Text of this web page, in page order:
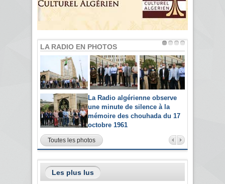
LA RADIO EN PHOTOS
La Radio algérienne observe
une minute de silence à la
mémoire des chouhada du 17
octobre 1961
Toutes les photos
Les plus lus